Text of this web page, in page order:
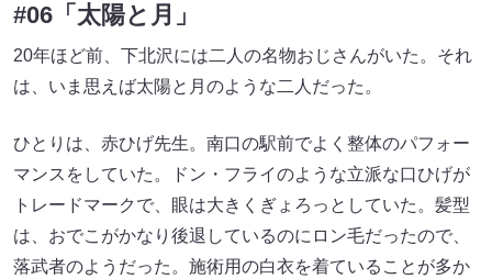
#06「太陽と月」
20年ほど前、下北沢には二人の名物おじさんがいた。それ
は、いま思えば太陽と月のような二人だった。
ひとりは、赤ひげ先生。南口の駅前でよく整体のパフォー
マンスをしていた。ドン・フライのような立派な口ひげが
トレードマークで、眼は大きくぎょろっとしていた。髪型
は、おでこがかなり後退しているのにロン毛だったので、
落武者のようだった。施術用の白衣を着ていることが多か